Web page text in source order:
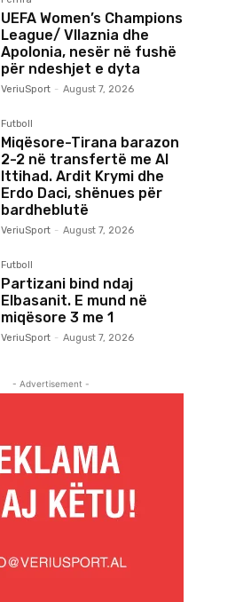
UEFA Women’s Champions
League/ Vllaznia dhe
Apolonia, nesër në fushë
për ndeshjet e dyta
VeriuSport - August 7, 2026
Futboll
Miqësore-Tirana barazon
2-2 në transfertë me Al
Ittihad. Ardit Krymi dhe
Erdo Daci, shënues për
bardheblutë
VeriuSport - August 7, 2026
Futboll
Partizani bind ndaj
Elbasanit. E mund në
miqësore 3 me 1
VeriuSport - August 7, 2026
- Advertisement -